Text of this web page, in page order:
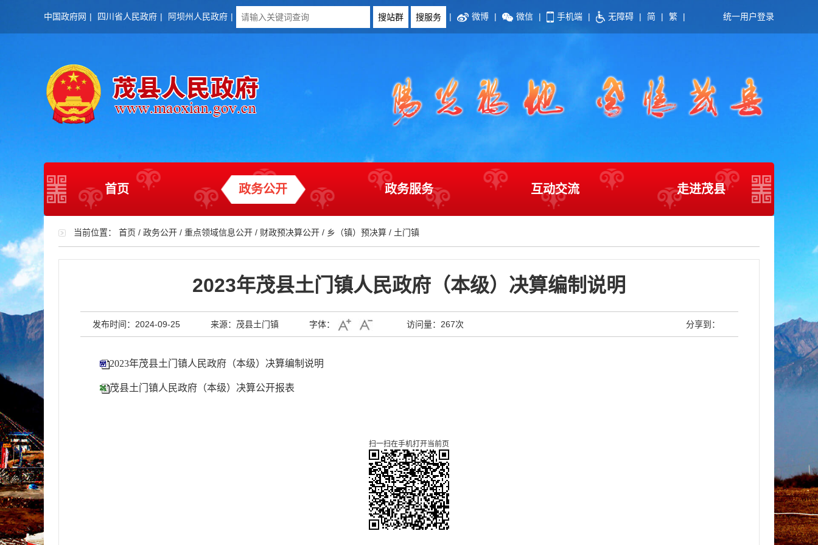
中国政府网 | 四川省人民政府 | 阿坝州人民政府 | | 微博 | 微信 | 手机端 | 无障碍 | 简 | 繁 | 统一用户登录
首页 政务公开 政务服务 互动交流 走进茂县
当前位置： 首页 / 政务公开 / 重点领域信息公开 / 财政预决算公开 / 乡（镇）预决算 / 土门镇
2023年茂县土门镇人民政府（本级）决算编制说明
发布时间：2024-09-25 来源：茂县土门镇 字体： 访问量： 267次 分享到：
2023年茂县土门镇人民政府（本级）决算编制说明
茂县土门镇人民政府（本级）决算公开报表
扫一扫在手机打开当前页